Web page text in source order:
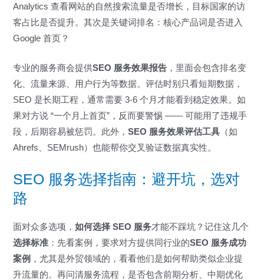
Analytics 查看网站的自然搜索流量是否增长，目标国家的访
客占比是否提升。其次是关键词排名：核心产品词是否进入
Google 首页？
专业的服务商会提供SEO 服务效果报告 ，里面会包含排名变
化、流量来源、用户行为等数据。评估时别只看短期数据，
SEO 是长期工程，通常需要 3-6 个月才能看到稳定效果。如
果对方说 “一个月上首页”，反而要警惕 —— 可能用了违规手
段，后期容易被惩罚。此外，SEO 服务效果评估工具 （如
Ahrefs、SEMrush）也能帮你交叉验证数据真实性。
SEO 服务选择指南：避开坑，选对
路
面对众多选项，如何选择 SEO 服务才能不踩坑？记住这几个
选择标准 ：先看案例，要求对方提供同行业的SEO 服务成功
案例 ，尤其是外贸领域的，看看他们是如何帮助类似企业提
升流量的。再问清服务流程，是否包含前期分析、中期优化